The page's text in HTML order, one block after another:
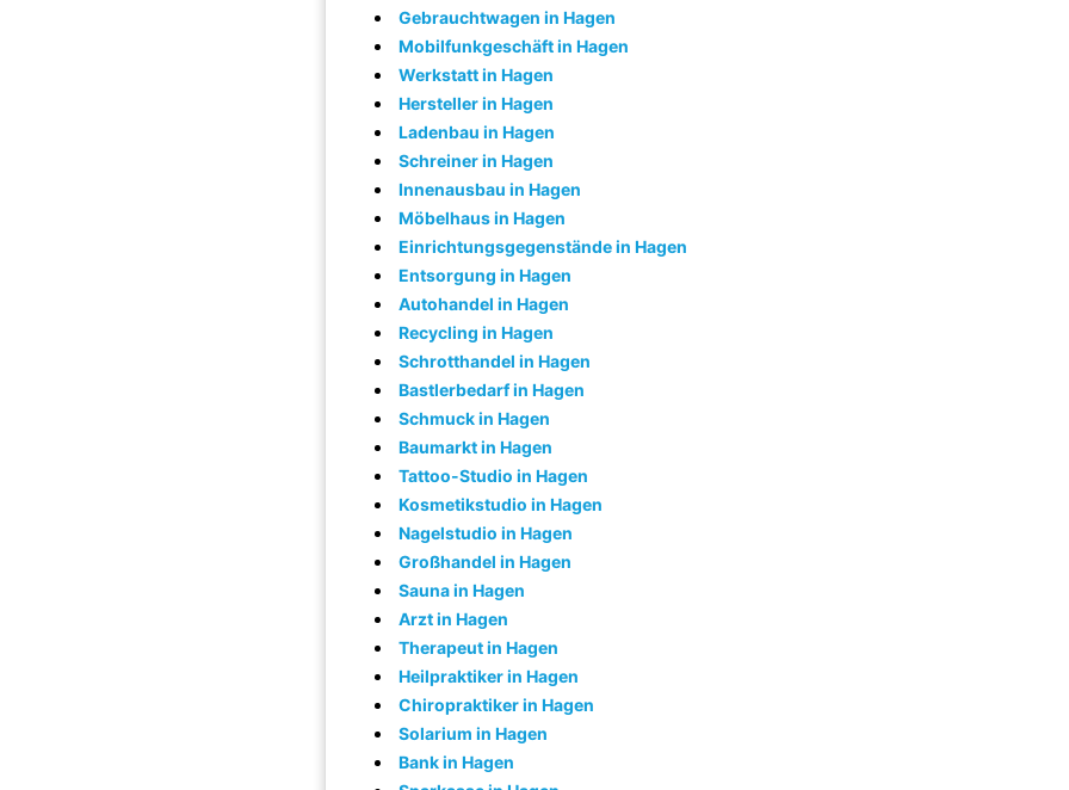
Gebrauchtwagen in Hagen
Mobilfunkgeschäft in Hagen
Werkstatt in Hagen
Hersteller in Hagen
Ladenbau in Hagen
Schreiner in Hagen
Innenausbau in Hagen
Möbelhaus in Hagen
Einrichtungsgegenstände in Hagen
Entsorgung in Hagen
Autohandel in Hagen
Recycling in Hagen
Schrotthandel in Hagen
Bastlerbedarf in Hagen
Schmuck in Hagen
Baumarkt in Hagen
Tattoo-Studio in Hagen
Kosmetikstudio in Hagen
Nagelstudio in Hagen
Großhandel in Hagen
Sauna in Hagen
Arzt in Hagen
Therapeut in Hagen
Heilpraktiker in Hagen
Chiropraktiker in Hagen
Solarium in Hagen
Bank in Hagen